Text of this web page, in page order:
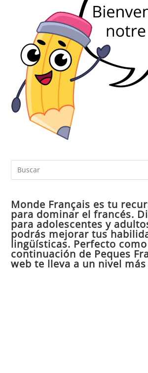
Monde Français es tu
para dominar el francés.
para adolescentes y
podrás mejorar tus
lingüísticas. Perfecto como
continuación de Peques
web te lleva a un nivel más